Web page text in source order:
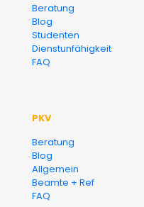
Beratung
Blog
Studenten
Dienstunfähigkeit
FAQ
PKV
Beratung
Blog
Allgemein
Beamte + Ref
FAQ